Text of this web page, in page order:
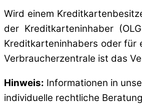
Wird einem
der Kreditkarteninhaber
Kreditkarteninhabers oder für
Verbraucherzentrale ist das
Hinweis: Informationen in
individuelle rechtliche